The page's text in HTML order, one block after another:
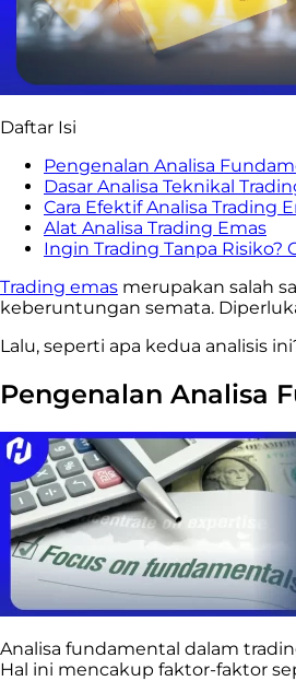
Daftar Isi
Pengenalan Analisa
Dasar Analisa Teknikal
Cara Efektif Analisa Trading
Alat Analisa Trading Emas
Ingin Trading Tanpa Risiko?
Trading emas merupakan salah
keberuntungan semata.
Lalu, seperti apa kedua analisis
Pengenalan Analisa
Analisa fundamental dalam
Hal ini mencakup faktor-faktor